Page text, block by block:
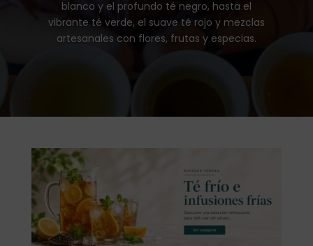
blanco y el profundo té negro, hasta el
vibrante té verde, el suave té rojo y mezclas
artesanales con flores, frutas y especias.